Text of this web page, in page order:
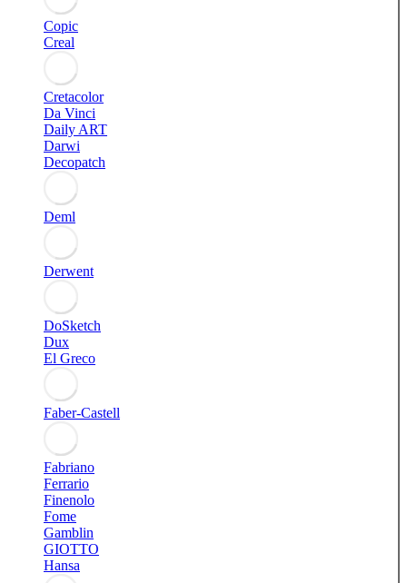
Copic
Creal
Cretacolor
Da Vinci
Daily ART
Darwi
Decopatch
Deml
Derwent
DoSketch
Dux
El Greco
Faber-Castell
Fabriano
Ferrario
Finenolo
Fome
Gamblin
GIOTTO
Hansa